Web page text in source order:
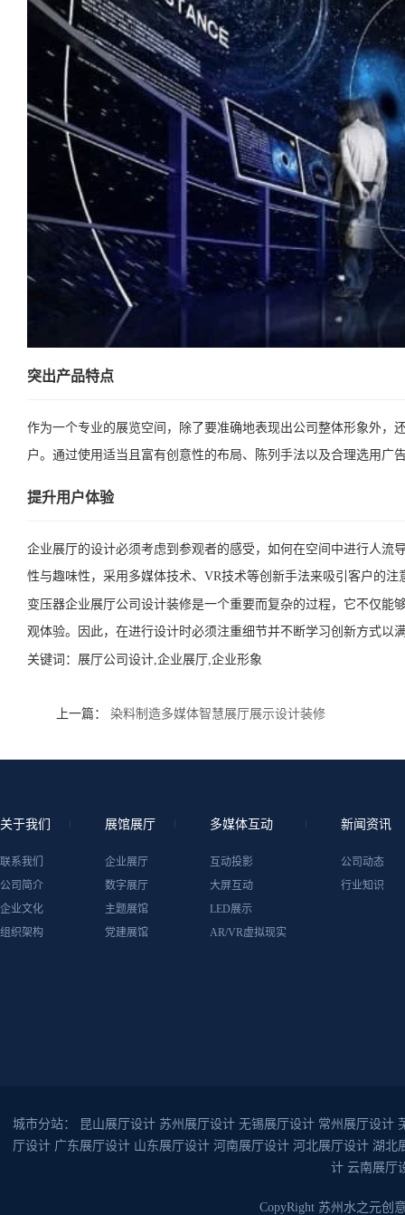
突出产品特点
作为一个专业的展览空间，除了要准确地表现出公司整体形象外
户。通过使用适当且富有创意性的布局、陈列手法以及合理选用广
提升用户体验
企业展厅的设计必须考虑到参观者的感受，如何在空间中进行人
性与趣味性，采用多媒体技术、VR技术等创新手法来吸引客户的注
变压器企业展厅公司设计装修是一个重要而复杂的过程，它不仅
观体验。因此，在进行设计时必须注重细节并不断学习创新方式以
关键词： 展厅公司设计,企业展厅,企业形象
上一篇： 染料制造多媒体智慧展厅展示设计装修
关于我们
联系我们
公司简介
企业文化
组织架构
展馆展厅
企业展厅
数字展厅
主题展馆
党建展馆
多媒体互动
互动投影
大屏互动
LED展示
AR/VR虚拟现实
新闻资讯
公司动态
行业知识
城市分站： 昆山展厅设计 苏州展厅设计 无锡展厅设计 常州展厅设计
厅设计 广东展厅设计 山东展厅设计 河南展厅设计 河北展厅设计 湖北
计 云南展厅
CopyRight 苏州水之元创